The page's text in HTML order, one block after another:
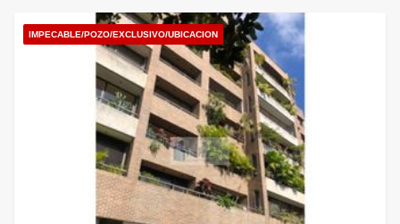
IMPECABLE/POZO/EXCLUSIVO/UBICACION